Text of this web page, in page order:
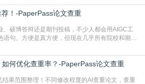
训练依赖海量公开的文本数据，生成内容本质是基
零开始的原创创作。生成过程中，很容易复用已
接已经公开
！-PaperPass论文查重
、硕博答辩还是期刊投稿，不少人都会用AIGC工
句。方便是真方便，但现在几乎所有院校和期刊
人在，这时候，找到靠谱的降AIGC检测率的网
：守护学术原创性的智能伙伴AIGC生成内
科师弟改
何优化查重率？-PaperPass论文查重
果范围整理！不同修改程度的AI查重论文，查重